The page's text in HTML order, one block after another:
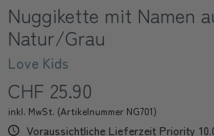
Nuggikette mit Namen
Natur/Grau
Love Kids
CHF 25.90
inkl. MwSt. (Artikelnummer NG701)
Voraussichtliche Lieferzeit Priority